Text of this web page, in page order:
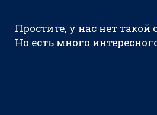
Простите, у нас нет такой
Но есть много